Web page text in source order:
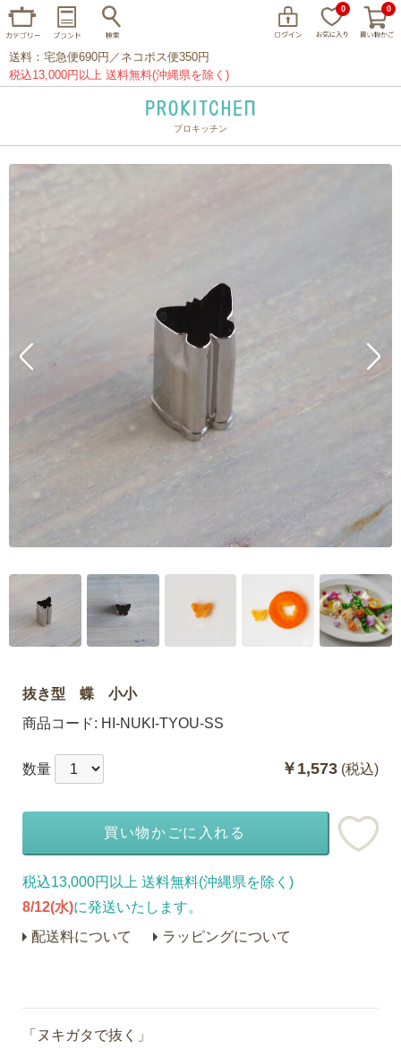
0 0
つきじ常陸屋
送料：宅急便690円／ネコポス便350円
税込13,000円以上 送料無料(沖縄県を除く)
プロキッチン
抜き型 蝶 小小
商品コード: HI-NUKI-TYOU-SS
￥1,573 (税込)
数量
買い物かごに入れる
税込13,000円以上 送料無料(沖縄県を除く)
8/12(水)に発送いたします。
配送料について
ラッピングについて
「ヌキガタで抜く」